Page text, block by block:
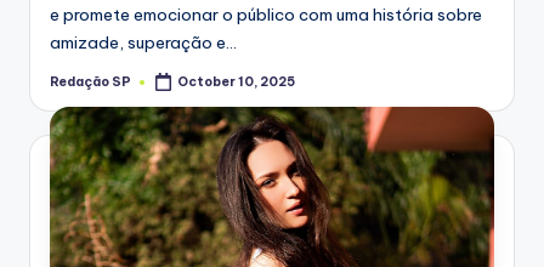
e promete emocionar o público com uma história sobre
amizade, superação e…
Posted
Redação SP October 10, 2025